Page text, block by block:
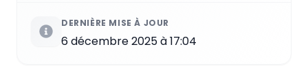
DERNIÈRE MISE À JOUR
6 décembre 2025 à 17:04